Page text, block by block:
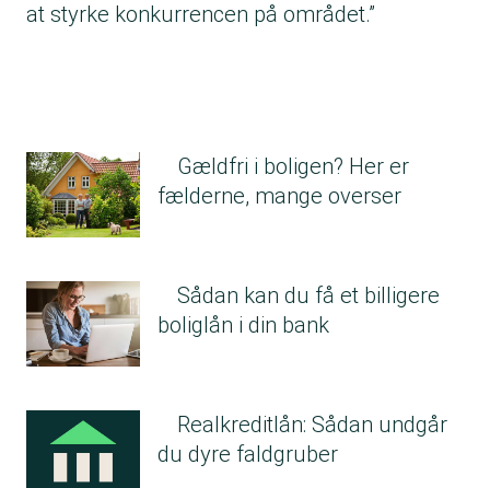
at styrke konkurrencen på området.”
Gældfri i boligen? Her er
fælderne, mange overser
Sådan kan du få et billigere
boliglån i din bank
Realkreditlån: Sådan undgår
du dyre faldgruber